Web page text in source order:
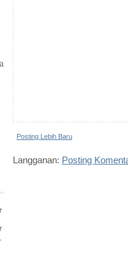
Posting Lebih Baru
Langganan: Posting